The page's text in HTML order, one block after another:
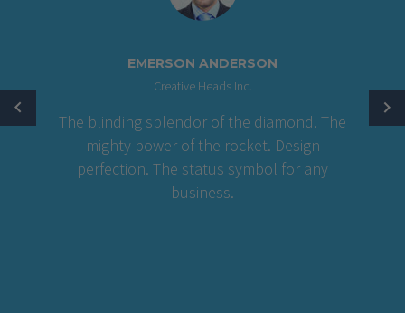
EMERSON ANDERSON
Creative Heads Inc.
The blinding splendor of the diamond. The
mighty power of the rocket. Design
perfection. The status symbol for any
business.